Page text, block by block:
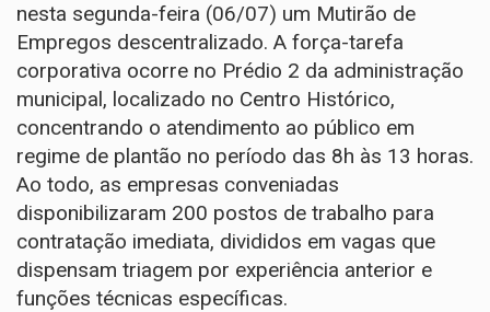
nesta segunda-feira (06/07) um Mutirão de
Empregos descentralizado. A força-tarefa
corporativa ocorre no Prédio 2 da administração
municipal, localizado no Centro Histórico,
concentrando o atendimento ao público em
regime de plantão no período das 8h às 13 horas.
Ao todo, as empresas conveniadas
disponibilizaram 200 postos de trabalho para
contratação imediata, divididos em vagas que
dispensam triagem por experiência anterior e
funções técnicas específicas.